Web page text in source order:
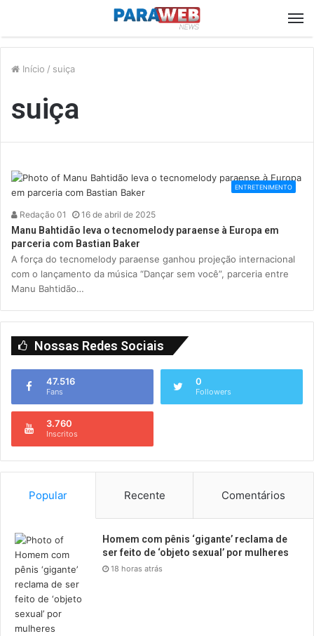
Início / suiça
suiça
ENTRETENIMENTO
Redação 01 16 de abril de 2025
Manu Bahtidão leva o tecnomelody paraense à Europa em
parceria com Bastian Baker
A força do tecnomelody paraense ganhou projeção internacional
com o lançamento da música “Dançar sem você”, parceria entre
Manu Bahtidão…
Nossas Redes Sociais
47.516
Fans
0
Followers
3.760
Inscritos
Popular Recente Comentários
Homem com pênis ‘gigante’ reclama de
ser feito de ‘objeto sexual’ por mulheres
18 horas atrás